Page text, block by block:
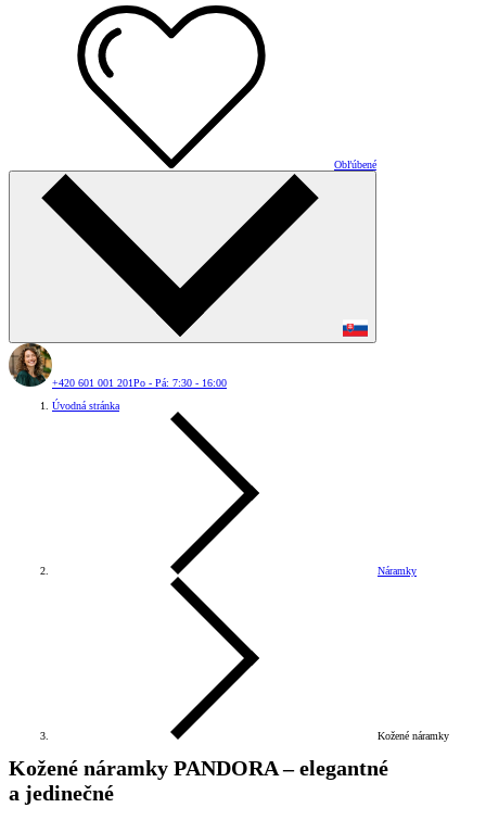
Obľúbené
+420 601 001 201Po - Pá: 7:30 - 16:00
Úvodná stránka
Náramky
Kožené náramky
Kožené náramky PANDORA –⁠⁠⁠⁠⁠⁠ elegantné
a jedinečné